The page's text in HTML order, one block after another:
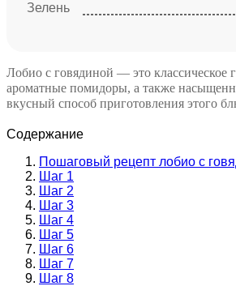
Зелень
Лобио с говядиной — это классическое
ароматные помидоры, а также
вкусный способ приготовления этого
Содержание
Пошаговый рецепт лобио с
Шаг 1
Шаг 2
Шаг 3
Шаг 4
Шаг 5
Шаг 6
Шаг 7
Шаг 8